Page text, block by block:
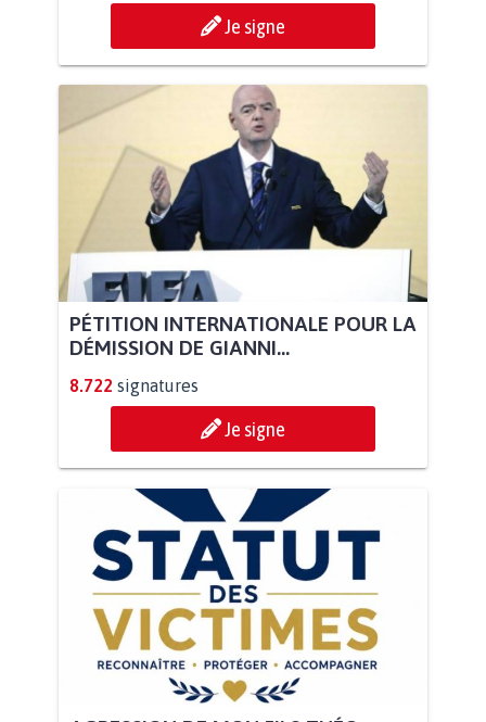
Je signe
PÉTITION INTERNATIONALE POUR LA
DÉMISSION DE GIANNI...
8.722 signatures
Je signe